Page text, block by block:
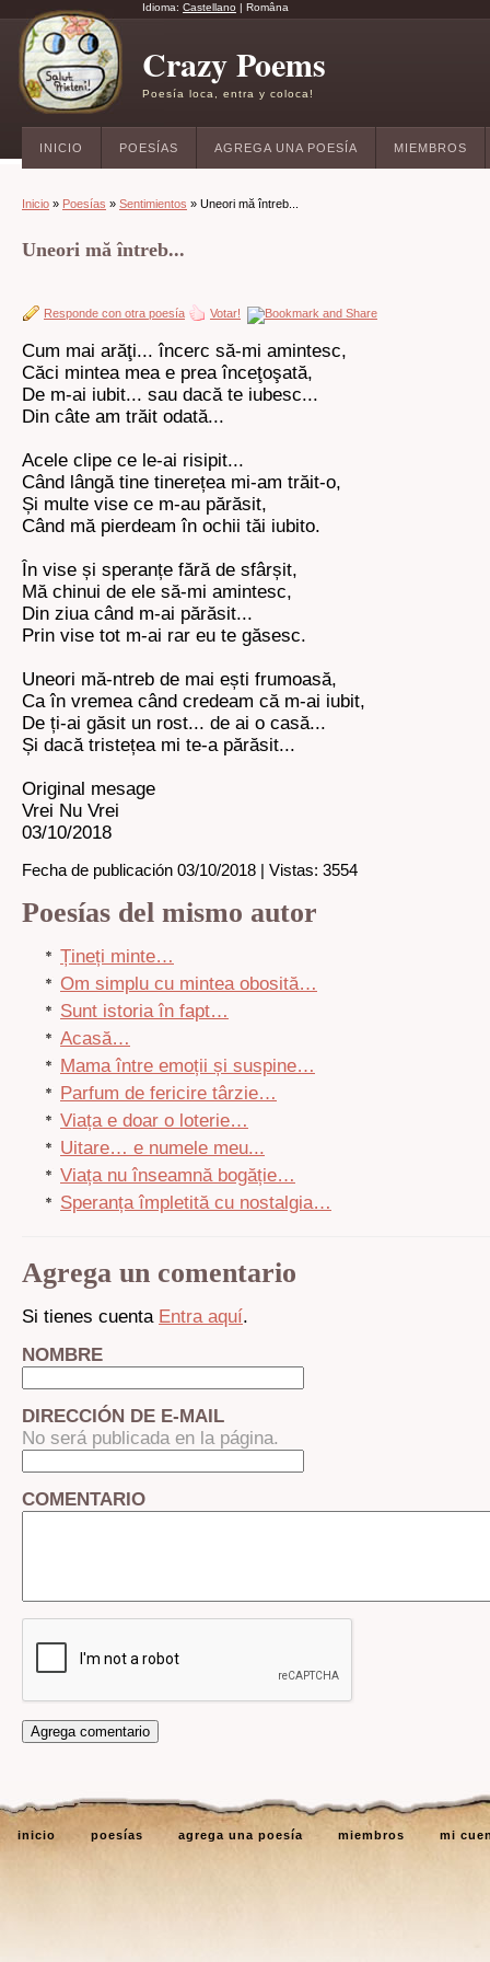
Idioma: Castellano | Româna
Crazy Poems
Poesía loca, entra y coloca!
INICIO POESÍAS AGREGA UNA POESÍA MIEMBROS
Inicio » Poesías » Sentimientos » Uneori mă întreb...
Uneori mă întreb...
Responde con otra poesía Votar!
Cum mai arăţi... încerc să-mi amintesc,
Căci mintea mea e prea înceţoşată,
De m-ai iubit... sau dacă te iubesc...
Din câte am trăit odată...
Acele clipe ce le-ai risipit...
Când lângă tine tinerețea mi-am trăit-o,
Și multe vise ce m-au părăsit,
Când mă pierdeam în ochii tăi iubito.
În vise și speranțe fără de sfârșit,
Mă chinui de ele să-mi amintesc,
Din ziua când m-ai părăsit...
Prin vise tot m-ai rar eu te găsesc.
Uneori mă-ntreb de mai ești frumoasă,
Ca în vremea când credeam că m-ai iubit,
De ți-ai găsit un rost... de ai o casă...
Și dacă tristețea mi te-a părăsit...
Original mesage
Vrei Nu Vrei
03/10/2018
Fecha de publicación 03/10/2018 | Vistas: 3554
Poesías del mismo autor
Țineți minte…
Om simplu cu mintea obosită…
Sunt istoria în fapt…
Acasă…
Mama între emoții și suspine…
Parfum de fericire târzie…
Viața e doar o loterie…
Uitare… e numele meu...
Viața nu înseamnă bogăție…
Speranța împletită cu nostalgia…
Agrega un comentario
Si tienes cuenta Entra aquí.
NOMBRE
DIRECCIÓN DE E-MAIL
No será publicada en la página.
COMENTARIO
inicio poesías agrega una poesía miembros mi